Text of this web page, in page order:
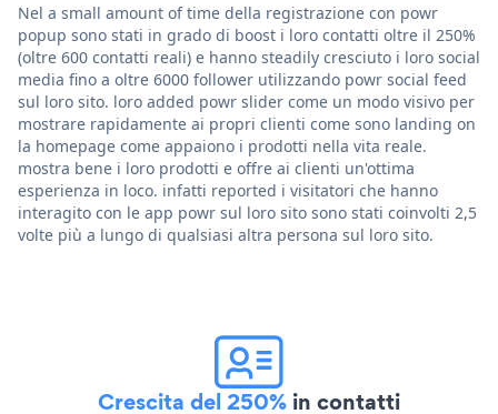
Nel a small amount of time della registrazione con powr
popup sono stati in grado di boost i loro contatti oltre il 250%
(oltre 600 contatti reali) e hanno steadily cresciuto i loro social
media fino a oltre 6000 follower utilizzando powr social feed
sul loro sito. loro added powr slider come un modo visivo per
mostrare rapidamente ai propri clienti come sono landing on
la homepage come appaiono i prodotti nella vita reale.
mostra bene i loro prodotti e offre ai clienti un'ottima
esperienza in loco. infatti reported i visitatori che hanno
interagito con le app powr sul loro sito sono stati coinvolti 2,5
volte più a lungo di qualsiasi altra persona sul loro sito.
Crescita del 250% in contatti